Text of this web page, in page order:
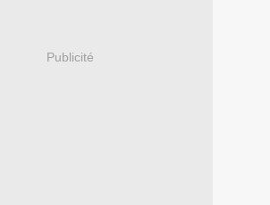
Publicité